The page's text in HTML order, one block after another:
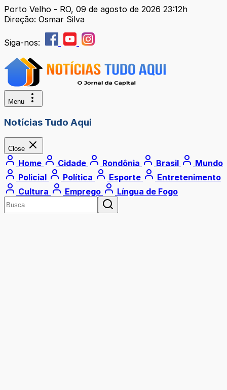
Porto Velho - RO, 09 de agosto de 2026 23:12h
Direção: Osmar Silva
Siga-nos:
Menu
Notícias Tudo Aqui
Close
Home Cidade Rondônia Brasil
Mundo
Policial
Política Esporte
Entretenimento
Cultura
Emprego Língua de Fogo